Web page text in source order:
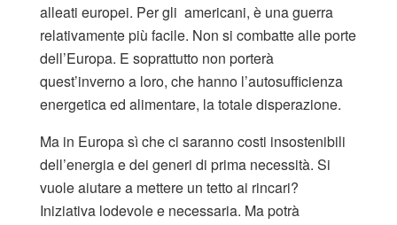
alleati europei. Per gli americani, è una guerra
relativamente più facile. Non si combatte alle porte
dell’Europa. E soprattutto non porterà
quest’inverno a loro, che hanno l’autosufficienza
energetica ed alimentare, la totale disperazione.
Ma in Europa sì che ci saranno costi insostenibili
dell’energia e dei generi di prima necessità. Si
vuole aiutare a mettere un tetto ai rincari?
Iniziativa lodevole e necessaria. Ma potrà